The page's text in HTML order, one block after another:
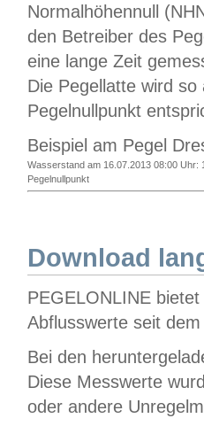
Normalhöhennull
den Betreiber des
eine lange Zeit
Die Pegellatte wird
Pegelnullpunkt
Beispiel am Pegel
Wasserstand am 16.07.2013 08:00 Uhr:
Pegelnullpunkt
Download
PEGELONLINE
Abflusswerte seit
Bei den
Diese Messwerte
oder andere